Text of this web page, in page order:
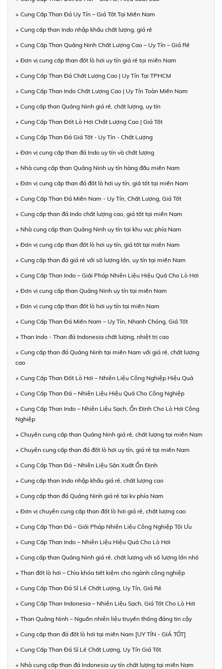
+ Cung Cấp Than Đá Uy Tín – Giá Tốt Tại Miền Nam
+ Cung cấp than Indo nhập khẩu chất lượng, giá rẻ
+ Cung Cấp Than Quảng Ninh Chất Lượng Cao – Uy Tín – Giá Rẻ
+ Đơn vị cung cấp than đốt lò hơi uy tín giá rẻ tại miền Nam
+ Cung Cấp Than Đá Chất Lượng Cao | Uy Tín Tại TPHCM
+ Cung Cấp Than Indo Chất Lượng Cao | Uy Tín Toàn Miền Nam
+ Cung cấp than Quảng Ninh giá rẻ, chất lượng, uy tín
+ Cung Cấp Than Đốt Lò Hơi Chất Lượng Cao | Giá Tốt
+ Cung Cấp Than Đá Giá Tốt - Uy Tín - Chất Lượng
+ Đơn vị cung cấp than đá Indo uy tín và chất lượng
+ Nhà cung cấp than Quảng Ninh uy tín hàng đầu miền Nam
+ Đơn vị cung cấp than đá đốt lò hơi uy tín, giá tốt tại miền Nam
+ Cung Cấp Than Đá Miền Nam - Uy Tín, Chất Lượng, Giá Tốt
+ Cung cấp than đá Indo chất lượng cao, giá tốt tại miền Nam
+ Nhà cung cấp than Quảng Ninh uy tín tại khu vực phía Nam
+ Đơn vị cung cấp than đốt lò hơi uy tín, giá tốt tại miền Nam
+ Cung cấp than đá giá rẻ với số lượng lớn, uy tín tại miền Nam
+ Cung Cấp Than Indo – Giải Pháp Nhiên Liệu Hiệu Quả Cho Lò Hơi
+ Đơn vị cung cấp than Quảng Ninh uy tín tại miền Nam
+ Đơn vị cung cấp than đốt lò hơi uy tín tại miền Nam
+ Cung Cấp Than Đá Miền Nam – Uy Tín, Nhanh Chóng, Giá Tốt
+ Than Indo - Than đá Indonesia chất lượng, nhiệt trị cao
+ Cung cấp than đá Quảng Ninh tại miền Nam với giá rẻ, chất lượng
cao
+ Cung Cấp Than Đốt Lò Hơi – Nhiên Liệu Công Nghiệp Hiệu Quả
+ Cung Cấp Than Đá – Nhiên Liệu Hiệu Quả Cho Công Nghiệp
+ Cung Cấp Than Indo – Nhiên Liệu Sạch, Ổn Định Cho Lò Hơi Công
Nghiệp
+ Chuyên cung cấp than Quảng Ninh giá rẻ, chất lượng tại miền Nam
+ Chuyên cung cấp than đá đốt lò hơi uy tín, giá rẻ tại miền Nam
+ Cung Cấp Than Đá – Nhiên Liệu Sản Xuất Ổn Định
+ Cung cấp than Indo nhập khẩu giá rẻ, chất lượng cao
+ Cung cấp than đá Quảng Ninh giá rẻ tại kv phía Nam
+ Đơn vị chuyên cung cấp than đốt lò hơi giá rẻ, chất lượng cao
+ Cung Cấp Than Đá – Giải Pháp Nhiên Liệu Công Nghiệp Tối Ưu
+ Cung Cấp Than Indo – Nhiên Liệu Hiệu Quả Cho Lò Hơi
+ Cung cấp than Quảng Ninh giá rẻ, chất lượng với số lượng lớn nhỏ
+ Than đốt lò hơi – Chìa khóa tiết kiệm cho ngành công nghiệp
+ Cung Cấp Than Đá Sỉ Lẻ Chất Lượng, Uy Tín, Giá Rẻ
+ Cung Cấp Than Indonesia – Nhiên Liệu Sạch, Giá Tốt Cho Lò Hơi
+ Than Quảng Ninh – Nguồn nhiên liệu truyền thống đáng tin cậy
+ Cung cấp than đá đốt lò hơi tại miền Nam [UY TÍN - GIÁ TỐT]
+ Cung Cấp Than Đá Sỉ Lẻ Chất Lượng, Uy Tín Giá Tốt
+ Nhà cung cấp than đá Indonesia uy tín chất lượng tại miền Nam